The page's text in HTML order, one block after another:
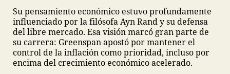
Su pensamiento económico estuvo profundamente
influenciado por la filósofa Ayn Rand y su defensa
del libre mercado. Esa visión marcó gran parte de
su carrera: Greenspan apostó por mantener el
control de la inflación como prioridad, incluso por
encima del crecimiento económico acelerado.